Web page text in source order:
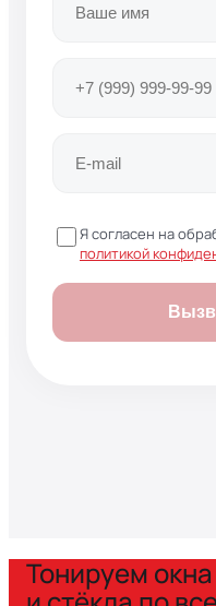
Я согласен на
политикой
Тонируем окна